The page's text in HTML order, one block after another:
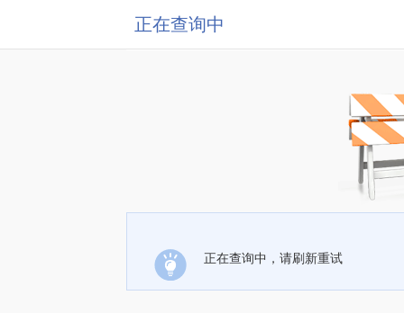
正在查询中
正在查询中，请刷新重试